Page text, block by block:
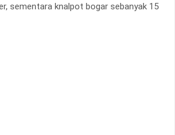
sementara knalpot bogar sebanyak 15